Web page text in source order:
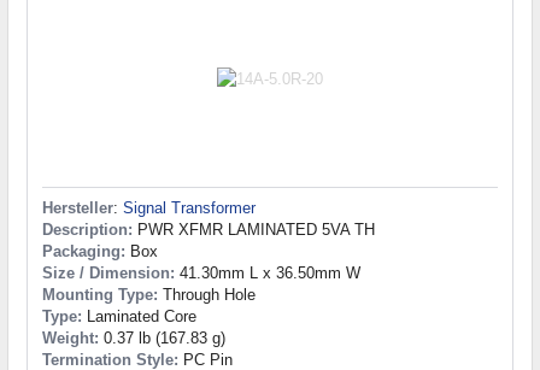
Hersteller: Signal Transformer
Description: PWR XFMR LAMINATED 5VA TH
Packaging: Box
Size / Dimension: 41.30mm L x 36.50mm W
Mounting Type: Through Hole
Type: Laminated Core
Weight: 0.37 lb (167.83 g)
Termination Style: PC Pin